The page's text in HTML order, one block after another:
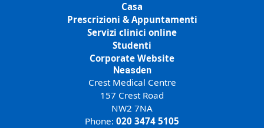
Casa
Prescrizioni & Appuntamenti
Servizi clinici online
Studenti
Corporate Website
Neasden
Crest Medical Centre
157 Crest Road
NW2 7NA
Phone: 020 3474 5105